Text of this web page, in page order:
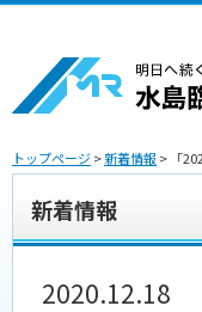
トップページ>新着情報> 「
新着情報
2020.12.18